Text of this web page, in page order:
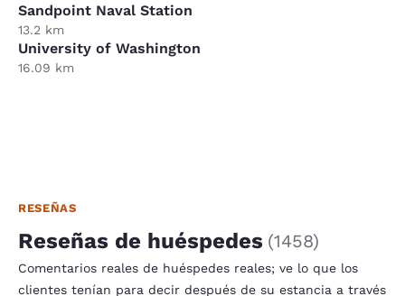
Sandpoint Naval Station
13.2 km
University of Washington
16.09 km
RESEÑAS
Reseñas de huéspedes (1458)
Comentarios reales de huéspedes reales; ve lo que los
clientes tenían para decir después de su estancia a través